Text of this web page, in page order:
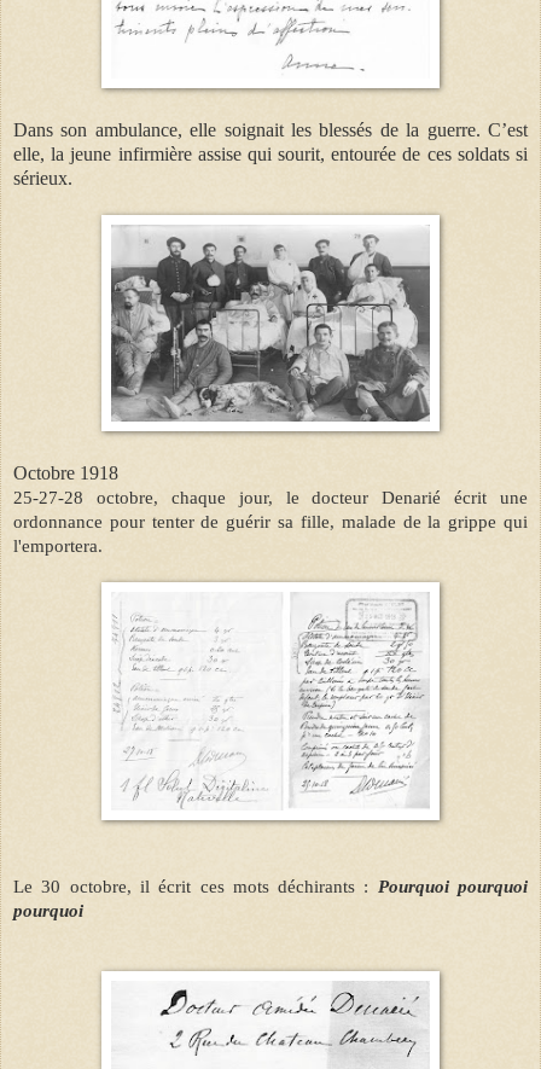
Dans son ambulance, elle soignait les blessés de la guerre. C’est
elle, la jeune infirmière assise qui sourit, entourée de ces soldats si
sérieux.
Octobre 1918
25-27-28 octobre, chaque jour, le docteur Denarié écrit une
ordonnance pour tenter de guérir sa fille, malade de la grippe qui
l'emportera.
Le 30 octobre, il écrit ces mots déchirants : Pourquoi pourquoi
pourquoi